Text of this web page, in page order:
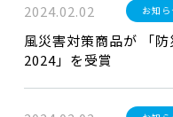
2024.02.02 お知ら
風災害対策商品が 「
2024」を受賞